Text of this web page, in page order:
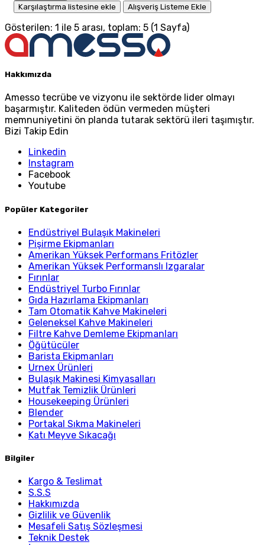
Karşılaştırma listesine ekle
Alışveriş Listeme Ekle
Gösterilen: 1 ile 5 arası, toplam: 5 (1 Sayfa)
Hakkımızda
Amesso tecrübe ve vizyonu ile sektörde lider olmayı
başarmıştır. Kaliteden ödün vermeden müşteri
memnuniyetini ön planda tutarak sektörü ileri taşımıştır.
Bizi Takip Edin
Linkedin
Instagram
Facebook
Youtube
Popüler Kategoriler
Endüstriyel Bulaşık Makineleri
Pişirme Ekipmanları
Amerikan Yüksek Performans Fritözler
Amerikan Yüksek Performanslı Izgaralar
Fırınlar
Endüstriyel Turbo Fırınlar
Gıda Hazırlama Ekipmanları
Tam Otomatik Kahve Makineleri
Geleneksel Kahve Makineleri
Filtre Kahve Demleme Ekipmanları
Öğütücüler
Barista Ekipmanları
Urnex Ürünleri
Bulaşık Makinesi Kimyasalları
Mutfak Temizlik Ürünleri
Housekeeping Ürünleri
Blender
Portakal Sıkma Makineleri
Katı Meyve Sıkacağı
Bilgiler
Kargo & Teslimat
S.S.S
Hakkımızda
Gizlilik ve Güvenlik
Mesafeli Satış Sözleşmesi
Teknik Destek